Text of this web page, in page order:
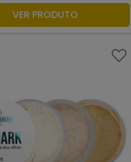
ADICIONAR À SACOLA
VER PRODUTO